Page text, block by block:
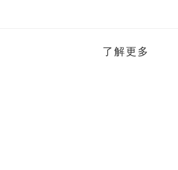
了解更多